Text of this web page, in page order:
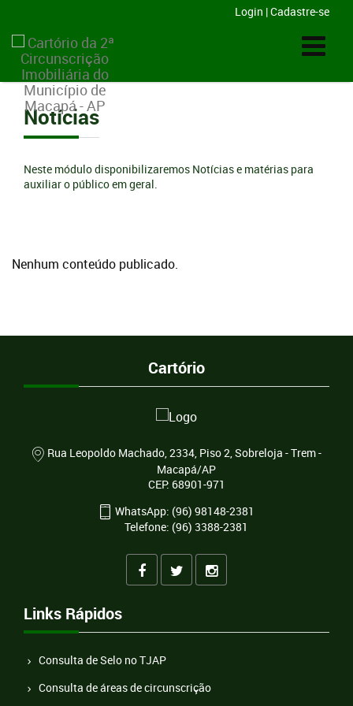
Login |Cadastre-se
Notícias
Neste módulo disponibilizaremos Notícias e matérias para
auxiliar o público em geral.
Nenhum conteúdo publicado.
Cartório
Rua Leopoldo Machado, 2334, Piso 2, Sobreloja - Trem -
Macapá/AP
CEP: 68901-971
WhatsApp: (96) 98148-2381
Telefone: (96) 3388-2381
Links Rápidos
Consulta de Selo no TJAP
Consulta de áreas de circunscrição